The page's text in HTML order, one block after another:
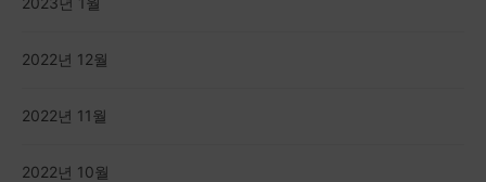
2022년 12월
2022년 11월
2022년 10월